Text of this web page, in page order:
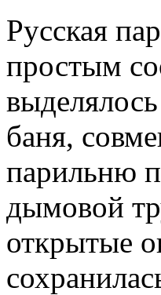
Русская
простым
баня,
парильню
дымовой
открытые